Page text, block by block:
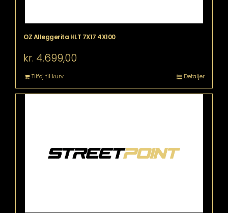
OZ Alleggerita HLT 7X17 4X100
kr. 4.699,00
Tilføj til kurv Detaljer